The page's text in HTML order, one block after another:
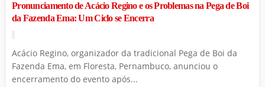
Pronunciamento de Acácio Regino e os Problemas na Pega de Boi
da Fazenda Ema: Um Ciclo se Encerra
Acácio Regino, organizador da tradicional Pega de Boi da
Fazenda Ema, em Floresta, Pernambuco, anunciou o
encerramento do evento após...